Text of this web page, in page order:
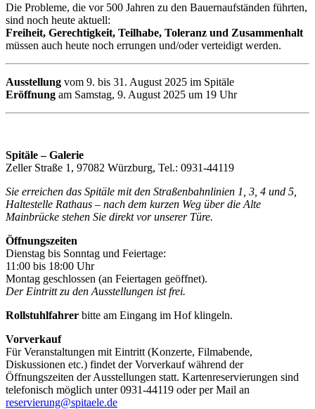
Die Probleme, die vor 500 Jahren zu den Bauernaufständen führten,
sind noch heute aktuell:
Freiheit, Gerechtigkeit, Teilhabe, Toleranz und Zusammenhalt
müssen auch heute noch errungen und/oder verteidigt werden.
Ausstellung vom 9. bis 31. August 2025 im Spitäle
Eröffnung am Samstag, 9. August 2025 um 19 Uhr
Spitäle – Galerie
Zeller Straße 1, 97082 Würzburg, Tel.: 0931-44119
Sie erreichen das Spitäle mit den Straßenbahnlinien 1, 3, 4 und 5,
Haltestelle Rathaus – nach dem kurzen Weg über die Alte
Mainbrücke stehen Sie direkt vor unserer Türe.
Öffnungszeiten
Dienstag bis Sonntag und Feiertage:
11:00 bis 18:00 Uhr
Montag geschlossen (an Feiertagen geöffnet).
Der Eintritt zu den Ausstellungen ist frei.
Rollstuhlfahrer bitte am Eingang im Hof klingeln.
Vorverkauf
Für Veranstaltungen mit Eintritt (Konzerte, Filmabende,
Diskussionen etc.) findet der Vorverkauf während der
Öffnungszeiten der Ausstellungen statt. Kartenreservierungen sind
telefonisch möglich unter 0931-44119 oder per Mail an
reservierung@spitaele.de